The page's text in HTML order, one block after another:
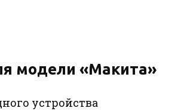
модели «Макита»
устройства